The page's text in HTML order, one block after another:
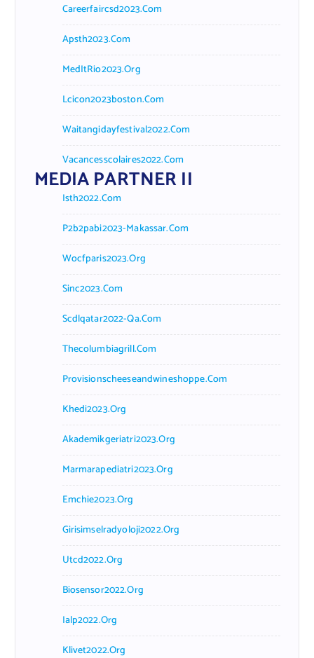
Careerfaircsd2023.com
Apsth2023.com
MedItRio2023.org
Lcicon2023boston.com
Waitangidayfestival2022.com
Vacancesscolaires2022.com
MEDIA PARTNER II
Isth2022.com
P2b2pabi2023-Makassar.com
Wocfparis2023.org
Sinc2023.com
Scdlqatar2022-Qa.com
Thecolumbiagrill.com
Provisionscheeseandwineshoppe.com
Khedi2023.org
Akademikgeriatri2023.org
Marmarapediatri2023.org
Emchie2023.org
Girisimselradyoloji2022.org
Utcd2022.org
Biosensor2022.org
Ialp2022.org
Klivet2022.org